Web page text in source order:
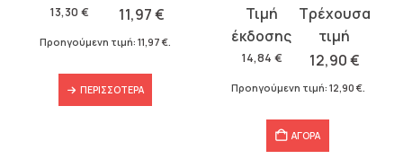
13,30 €
was:
13,30 €.
11,97€
τιμή
είναι:
Προηγούμενη τιμή: 11,97 €.
ΠΕΡΙΣΣΌΤΕΡΑ
14,84 €
Original
price
was:
14,84 €.
12,90€
τρέχουσα
τιμή
είναι:
Προηγούμενη τιμή: 12,90 €.
ΑΓΟΡΑ